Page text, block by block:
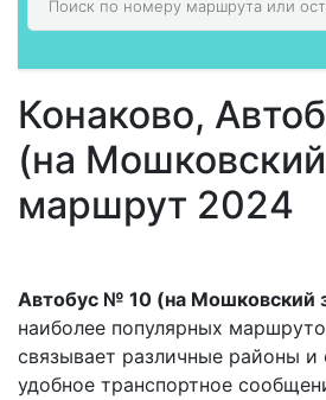
Конаково,
(на
маршрут 2024
Автобус № 10 (на Мошковский
наиболее популярных
связывает различные районы и
удобное транспортное